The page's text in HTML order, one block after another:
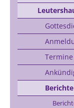
Termine
Berichte